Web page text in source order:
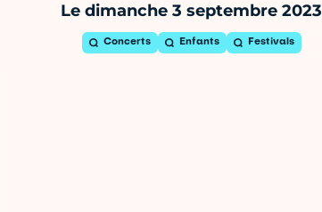
Le dimanche 3 septembre 2023
Concerts Enfants Festivals